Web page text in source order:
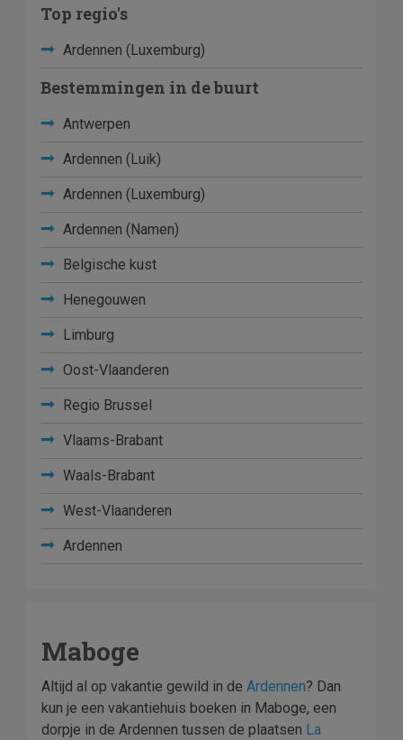
Top regio's
Ardennen (Luxemburg)
Bestemmingen in de buurt
Antwerpen
Ardennen (Luik)
Ardennen (Luxemburg)
Ardennen (Namen)
Belgische kust
Henegouwen
Limburg
Oost-Vlaanderen
Regio Brussel
Vlaams-Brabant
Waals-Brabant
West-Vlaanderen
Ardennen
Maboge
Altijd al op vakantie gewild in de Ardennen? Dan
kun je een vakantiehuis boeken in Maboge, een
dorpje in de Ardennen tussen de plaatsen La